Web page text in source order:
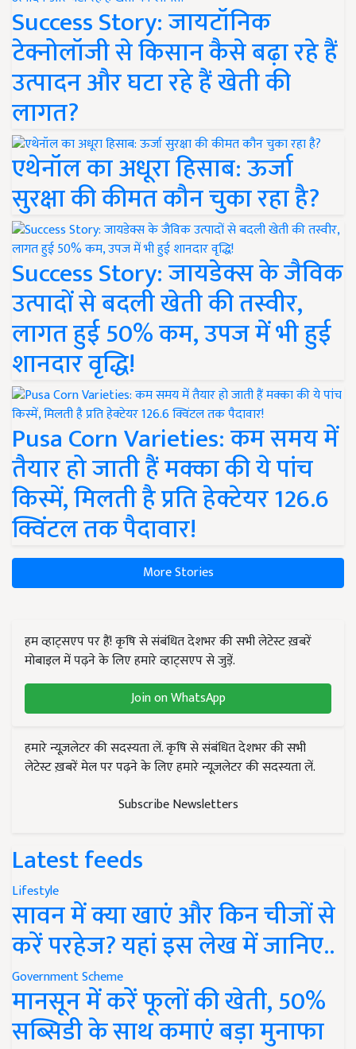
Success Story: जायटॉनिक
टेक्नोलॉजी से किसान कैसे बढ़ा रहे हैं
उत्पादन और घटा रहे हैं खेती की
लागत?
एथेनॉल का अधूरा हिसाब: ऊर्जा
सुरक्षा की कीमत कौन चुका रहा है?
Success Story: जायडेक्स के जैविक
उत्पादों से बदली खेती की तस्वीर,
लागत हुई 50% कम, उपज में भी हुई
शानदार वृद्धि!
Pusa Corn Varieties: कम समय में
तैयार हो जाती हैं मक्का की ये पांच
किस्में, मिलती है प्रति हेक्टेयर 126.6
क्विंटल तक पैदावार!
More Stories
हम व्हाट्सएप पर हैं! कृषि से संबंधित देशभर की सभी लेटेस्ट ख़बरें
मोबाइल में पढ़ने के लिए हमारे व्हाट्सएप से जुड़ें.
Join on WhatsApp
हमारे न्यूज़लेटर की सदस्यता लें. कृषि से संबंधित देशभर की सभी
लेटेस्ट ख़बरें मेल पर पढ़ने के लिए हमारे न्यूज़लेटर की सदस्यता लें.
Subscribe Newsletters
Latest feeds
Lifestyle
सावन में क्या खाएं और किन चीजों से
करें परहेज? यहां इस लेख में जानिए..
Government Scheme
मानसून में करें फूलों की खेती, 50%
सब्सिडी के साथ कमाएं बड़ा मुनाफा